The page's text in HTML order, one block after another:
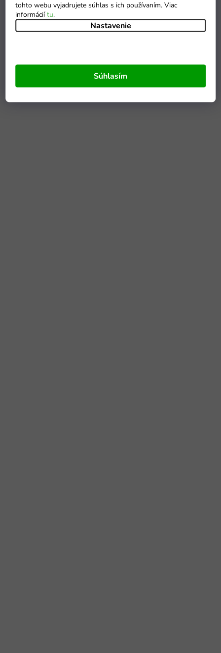
tohto webu vyjadrujete súhlas s ich používaním. Viac
informáciítu.
Nastavenie
Súhlasím